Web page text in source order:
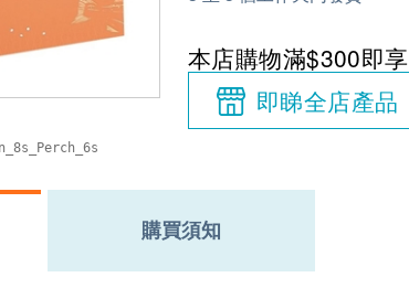
本店購物滿$300即享
即睇全店產品
購買須知